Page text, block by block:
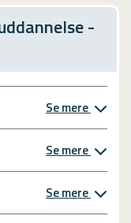
-
Se mere
Se mere
Se mere